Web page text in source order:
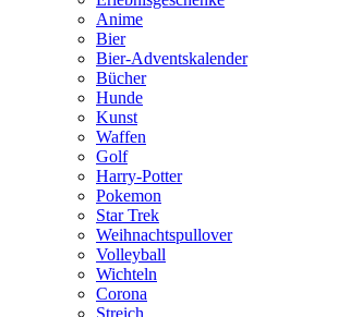
Anime
Bier
Bier-Adventskalender
Bücher
Hunde
Kunst
Waffen
Golf
Harry-Potter
Pokemon
Star Trek
Weihnachtspullover
Volleyball
Wichteln
Corona
Streich